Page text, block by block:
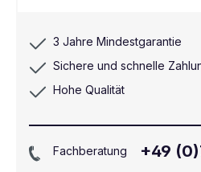
3 Jahre Mindestgarantie
Sichere und schnelle
Hohe Qualität
Fachberatung +49